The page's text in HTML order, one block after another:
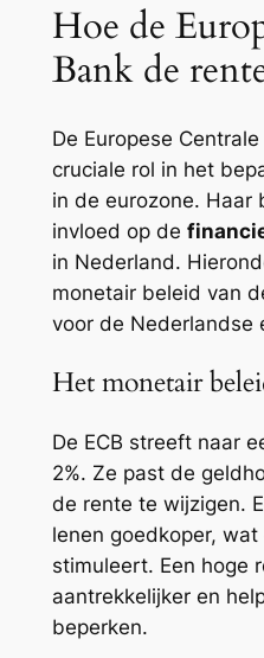
Hoe de
Bank de
De Europese
cruciale rol in het
in de eurozone. Haar
invloed op de
in Nederland.
monetair beleid van
voor de Nederlandse
Het monetair
De ECB streeft naar
2%. Ze past de
de rente te wijzigen.
lenen goedkoper,
stimuleert. Een hoge
aantrekkelijker en
beperken.